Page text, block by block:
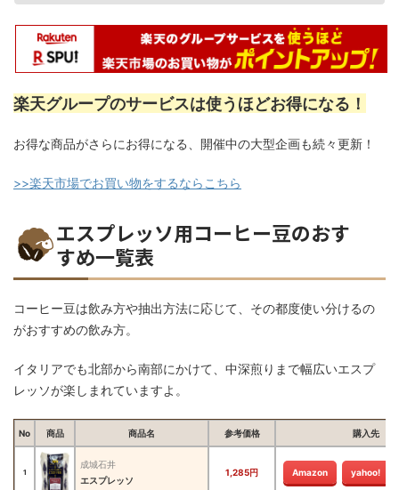
楽天グループのサービスは使うほどお得になる！
お得な商品がさらにお得になる、開催中の大型企画も続々更新！
>>楽天市場でお買い物をするならこちら
エスプレッソ用コーヒー豆のおす
すめ一覧表
コーヒー豆は飲み方や抽出方法に応じて、その都度使い分けるの
がおすすめの飲み方。
イタリアでも北部から南部にかけて、中深煎りまで幅広いエスプ
レッソが楽しまれていますよ。
No 商品 商品名 参考価格 購入先
1
成城石井
エスプレッソ
1,285円 Amazon yahoo!